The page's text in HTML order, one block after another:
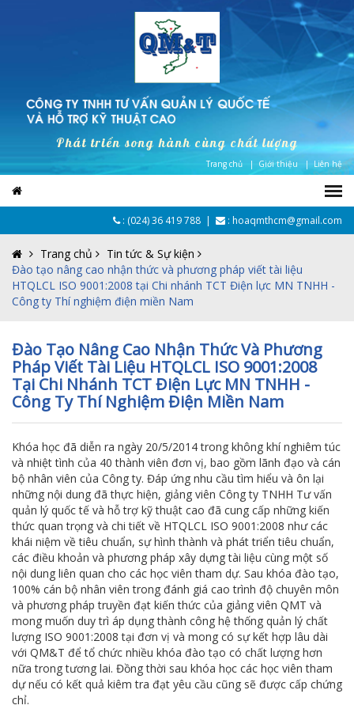
Phát triển song hành cùng chất lượng
Trang chủ | Giới thiệu | Liên hệ
: (024) 36 419 788 | : hoaqmthcm@gmail.com
Trang chủ
Tin tức & Sự kiện
Đào tạo nâng cao nhận thức và phương pháp viết tài liệu
HTQLCL ISO 9001:2008 tại Chi nhánh TCT Điện lực MN TNHH -
Công ty Thí nghiệm điện miền Nam
Đào Tạo Nâng Cao Nhận Thức Và Phương
Pháp Viết Tài Liệu HTQLCL ISO 9001:2008
Tại Chi Nhánh TCT Điện Lực MN TNHH -
Công Ty Thí Nghiệm Điện Miền Nam
Khóa học đã diễn ra ngày 20/5/2014 trong không khí nghiêm túc
và nhiệt tình của 40 thành viên đơn vị, bao gồm lãnh đạo và cán
bộ nhân viên của Công ty. Đáp ứng nhu cầu tìm hiểu và ôn lại
những nội dung đã thực hiện, giảng viên Công ty TNHH Tư vấn
quản lý quốc tế và hỗ trợ kỹ thuật cao đã cung cấp những kiến
thức quan trọng và chi tiết về HTQLCL ISO 9001:2008 như các
khái niệm về tiêu chuẩn, sự hình thành và phát triển tiêu chuẩn,
các điều khoản và phương pháp xây dựng tài liệu cùng một số
nội dung liên quan cho các học viên tham dự. Sau khóa đào tạo,
100% cán bộ nhân viên trong đánh giá cao trình độ chuyên môn
và phương pháp truyền đạt kiến thức của giảng viên QMT và
mong muốn duy trì áp dụng thành công hệ thống quản lý chất
lượng ISO 9001:2008 tại đơn vị và mong có sự kết hợp lâu dài
với QM&T để tổ chức nhiều khóa đào tạo có chất lượng hơn
nữa trong tương lai. Đồng thời sau khóa học các học viên tham
dự nếu có kết quả kiêm tra đạt yêu cầu cũng sẽ được cấp chứng
chỉ.